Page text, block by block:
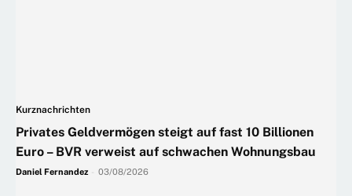
Kurznachrichten
Privates Geldvermögen steigt auf fast 10 Billionen
Euro – BVR verweist auf schwachen Wohnungsbau
Daniel Fernandez 03/08/2026